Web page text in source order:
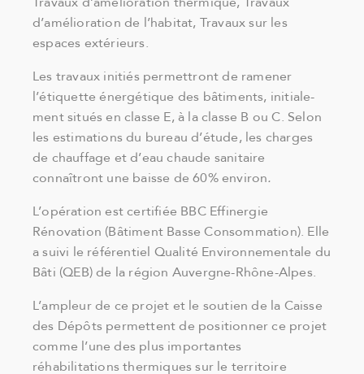
d’amélioration de l’habitat, Travaux sur les
espaces extérieurs.
Les travaux initiés permettront de ramener
l’étiquette énergétique des bâtiments, initiale­
ment situés en classe E, à la classe B ou C. Selon
les estimations du bureau d’étude, les charges
de chauffage et d’eau chaude sani­taire
connaîtront une baisse de 60% environ.
L’opération est certifiée BBC Ef­finergie
Rénovation (Bâtiment Basse Consom­mation). Elle
a suivi le référentiel Qualité En­vironnementale du
Bâti (QEB) de la région Auvergne-Rhône-Alpes.
L’ampleur de ce projet et le soutien de la Caisse
des Dépôts permettent de positionner ce projet
comme l’une des plus importantes
réhabilitations thermiques sur le territoire